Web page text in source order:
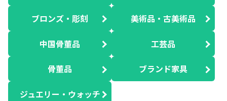
ブロンズ・彫刻 美術品・古美術品
中国骨董品 工芸品
骨董品 ブランド家具
ジュエリー・ウォッチ